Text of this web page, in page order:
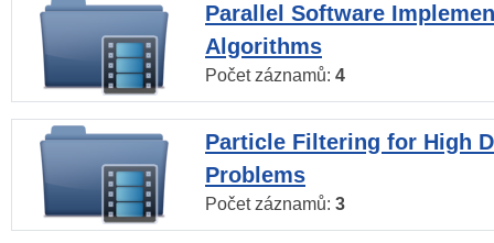
Parallel Software
Algorithms
Počet záznamů: 4
Particle Filtering for High
Problems
Počet záznamů: 3